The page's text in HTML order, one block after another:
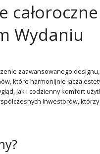
Wydaniu
zaawansowanego
które harmonijnie łączą
jak i codzienny komfort
inwestorów,